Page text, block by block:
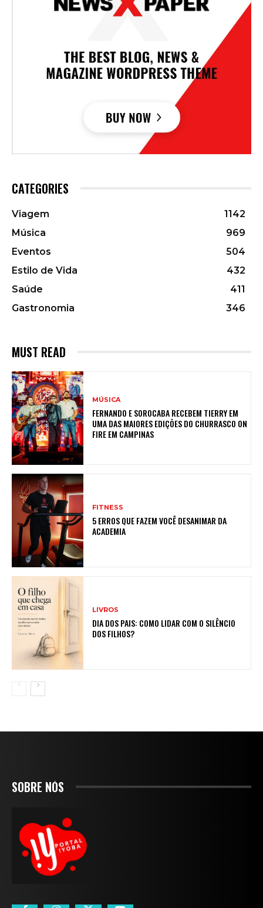
CATEGORIES
Viagem
1142
Música
969
Eventos
504
Estilo de Vida
432
Saúde
411
Gastronomia
346
MUST READ
MÚSICA
FERNANDO E SOROCABA RECEBEM TIERRY EM
UMA DAS MAIORES EDIÇÕES DO CHURRASCO ON
FIRE EM CAMPINAS
FITNESS
5 ERROS QUE FAZEM VOCÊ DESANIMAR DA
ACADEMIA
LIVROS
DIA DOS PAIS: COMO LIDAR COM O SILÊNCIO
DOS FILHOS?
SOBRE NÓS